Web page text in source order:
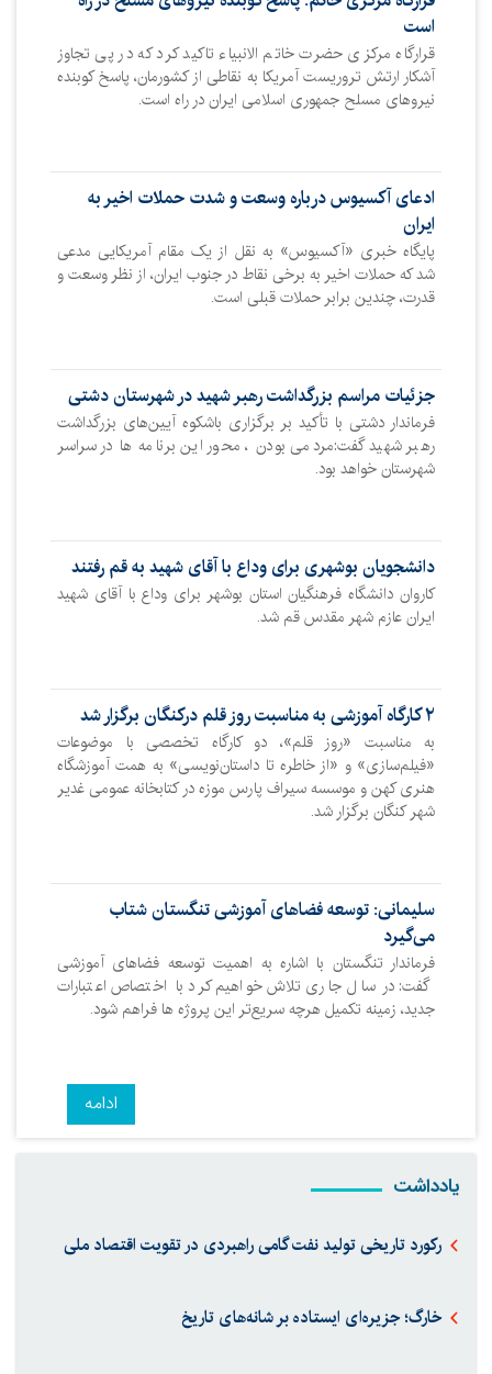
است
قرارگاه مرکزی حضرت خاتم الانبیاء تاکید کرد که در پی تجاوز
آشکار ارتش تروریست آمریکا به نقاطی از کشورمان، پاسخ کوبنده
نیروهای مسلح جمهوری اسلامی ایران در راه است.
ادعای آکسیوس درباره وسعت و شدت حملات اخیر به
ایران
پایگاه خبری «آکسیوس» به نقل از یک مقام آمریکایی مدعی
شد که حملات اخیر به برخی نقاط در جنوب ایران، از نظر وسعت و
قدرت، چندین برابر حملات قبلی است.
جزئیات مراسم بزرگداشت رهبر شهید در شهرستان دشتی
فرماندار دشتی با تأکید بر برگزاری باشکوه آیین‌های بزرگداشت
رهبر شهید گفت:مردمی بودن ، محور این برنامه ها در سراسر
شهرستان خواهد بود.
دانشجویان بوشهری برای وداع با آقای شهید به قم رفتند
کاروان دانشگاه فرهنگیان استان بوشهر برای وداع با آقای شهید
ایران عازم شهر مقدس قم شد.
۲ کارگاه آموزشی به مناسبت روز قلم درکنگان برگزار شد
به مناسبت «روز قلم»، دو کارگاه تخصصی با موضوعات
«فیلم‌سازی» و «از خاطره تا داستان‌نویسی» به همت آموزشگاه
هنری کهن و موسسه سیراف پارس موزه در کتابخانه عمومی غدیر
شهر کنگان برگزار شد.
سلیمانی: توسعه فضاهای آموزشی تنگستان شتاب
می‌گیرد
فرماندار تنگستان با اشاره به اهمیت توسعه فضاهای آموزشی
گفت: در سال جاری تلاش خواهیم کرد با اختصاص اعتبارات
جدید، زمینه تکمیل هرچه سریع‌تر این پروژه ها فراهم شود.
ادامه
یادداشت
رکورد تاریخی تولید نفت گامی راهبردی در تقویت اقتصاد ملی
خارگ؛ جزیره‌ای ایستاده بر شانه‌های تاریخ